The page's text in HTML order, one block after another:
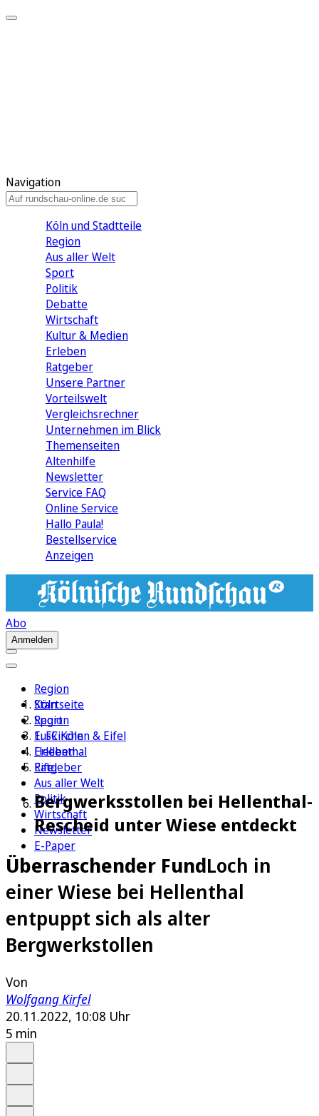
Navigation
Köln und Stadtteile
Region
Aus aller Welt
Sport
Politik
Debatte
Wirtschaft
Kultur & Medien
Erleben
Ratgeber
Unsere Partner
Vorteilswelt
Vergleichsrechner
Unternehmen im Blick
Themenseiten
Altenhilfe
Newsletter
Service FAQ
Online Service
Hallo Paula!
Bestellservice
Anzeigen
Abo
Anmelden
Region
Köln
Sport
1. FC Köln
Erleben
Ratgeber
Aus aller Welt
Politik
Wirtschaft
Newsletter
E-Paper
Startseite
Region
Euskirchen & Eifel
Hellenthal
Eifel
Bergwerksstollen bei Hellenthal-
Rescheid unter Wiese entdeckt
Überraschender FundLoch in
einer Wiese bei Hellenthal
entpuppt sich als alter
Bergwerkstollen
Von
Wolfgang Kirfel
20.11.2022, 10:08 Uhr
5 min